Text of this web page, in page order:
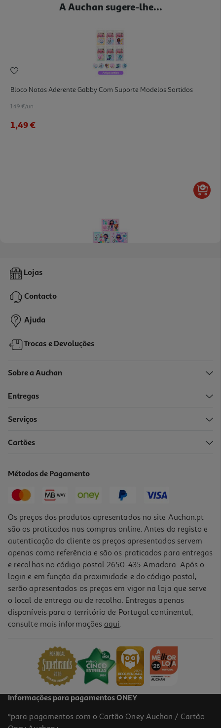
A Auchan sugere-lhe...
Bloco Notas Aderente Gabby Com Suporte Modelos Sortidos
1.49 €/un
1,49 €
Bloco De Desenho Gabby's Dollhouse Modelos Sortidos
1,49 €
Lojas
Contacto
Ajuda
Trocas e Devoluções
Sobre a Auchan
Entregas
Serviços
Cartões
Métodos de Pagamento
Os preços dos produtos apresentados no site Auchan.pt
são os praticados nas compras online. Antes do registo e
autenticação do cliente os preços apresentados servem
apenas como referência e são os praticados para entregas
e recolhas no código postal 2650-435 Amadora. Após o
login e em função da proximidade e do código postal,
serão apresentados os preços em vigor na loja que serve
o local de entrega ou de recolha. Entregas apenas
disponíveis para o território de Portugal continental,
consulte mais informações aqui.
Informações para pagamentos ONEY
*para pagamentos com o Cartão Oney Auchan / Cartão